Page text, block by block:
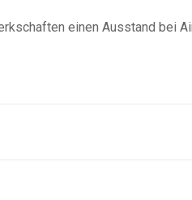
einen Ausstand bei